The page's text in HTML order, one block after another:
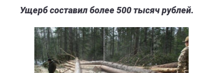
Ущерб составил более 500 тысяч рублей.